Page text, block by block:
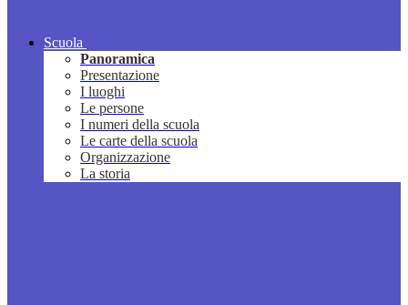
Scuola
Panoramica
Presentazione
I luoghi
Le persone
I numeri della scuola
Le carte della scuola
Organizzazione
La storia